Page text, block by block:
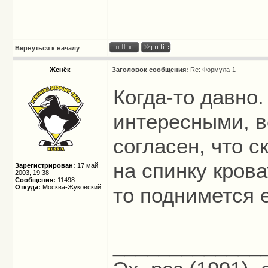
Вернуться к началу
Женёк Заголовок сообщения: Re: Формула-1
Зарегистрирован: 17 май
2003, 19:38
Сообщения: 11498
Откуда: Москва-Жуковский
Когда-то
интересными,
согласен, что
на спинку
то поднимется